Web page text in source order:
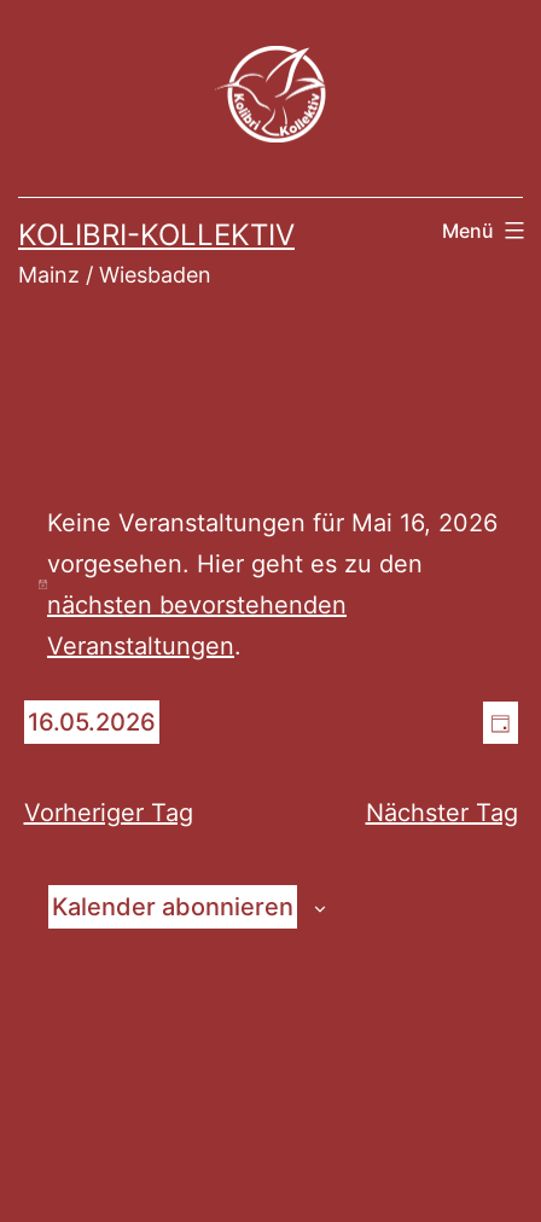
KOLIBRI-KOLLEKTIV
Mainz / Wiesbaden
Menü
für
Mai
16,
2026
Hinweis
Keine Veranstaltungen für Mai 16, 2026
vorgesehen. Hier geht es zu den
nächsten bevorstehenden
Veranstaltungen.
Tag
16.05.2026
wählen.
Vorheriger Tag Nächster Tag
Kalender abonnieren